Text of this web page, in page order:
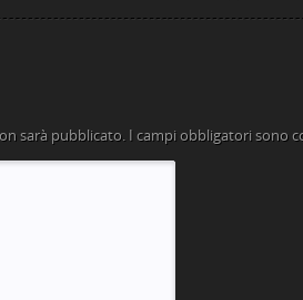
sarà pubblicato. I campi obbligatori sono